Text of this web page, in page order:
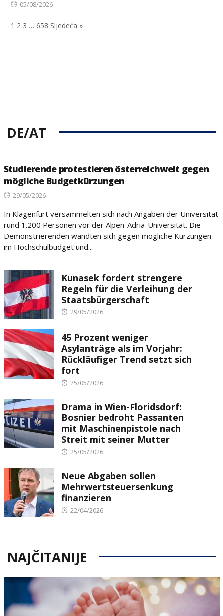
Posted
05/08/2026
1 2 3 … 658 Sljedeća »
DE/AT
Studierende protestieren österreichweit gegen
mögliche Budgetkürzungen
Posted
29/05/2026
In Klagenfurt versammelten sich nach Angaben der Universität
rund 1.200 Personen vor der Alpen-Adria-Universität. Die
Demonstrierenden wandten sich gegen mögliche Kürzungen
im Hochschulbudget und...
Kunasek fordert strengere
Regeln für die Verleihung der
Staatsbürgerschaft
Posted
29/05/2026
45 Prozent weniger
Asylanträge als im Vorjahr:
Rückläufiger Trend setzt sich
fort
Posted
25/05/2026
Drama in Wien-Floridsdorf:
Bosnier bedroht Passanten
mit Maschinenpistole nach
Streit mit seiner Mutter
Posted
25/05/2026
Neue Abgaben sollen
Mehrwertsteuersenkung
finanzieren
Posted
22/04/2026
NAJČITANIJE